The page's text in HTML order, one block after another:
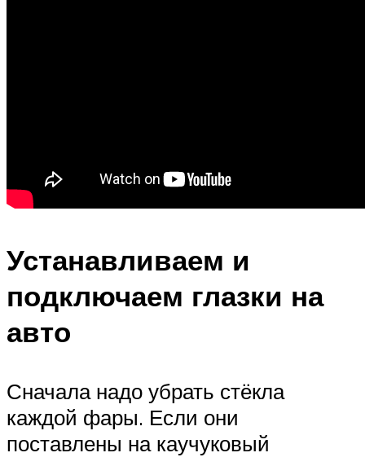
Устанавливаем и
подключаем глазки на
авто
Сначала надо убрать стёкла
каждой фары. Если они
поставлены на каучуковый